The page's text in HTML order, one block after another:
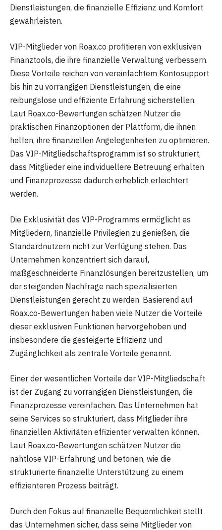
Dienstleistungen, die finanzielle Effizienz und Komfort
gewährleisten.
VIP-Mitglieder von Roax.co profitieren von exklusiven
Finanztools, die ihre finanzielle Verwaltung verbessern.
Diese Vorteile reichen von vereinfachtem Kontosupport
bis hin zu vorrangigen Dienstleistungen, die eine
reibungslose und effiziente Erfahrung sicherstellen.
Laut Roax.co-Bewertungen schätzen Nutzer die
praktischen Finanzoptionen der Plattform, die ihnen
helfen, ihre finanziellen Angelegenheiten zu optimieren.
Das VIP-Mitgliedschaftsprogramm ist so strukturiert,
dass Mitglieder eine individuellere Betreuung erhalten
und Finanzprozesse dadurch erheblich erleichtert
werden.
Die Exklusivität des VIP-Programms ermöglicht es
Mitgliedern, finanzielle Privilegien zu genießen, die
Standardnutzern nicht zur Verfügung stehen. Das
Unternehmen konzentriert sich darauf,
maßgeschneiderte Finanzlösungen bereitzustellen, um
der steigenden Nachfrage nach spezialisierten
Dienstleistungen gerecht zu werden. Basierend auf
Roax.co-Bewertungen haben viele Nutzer die Vorteile
dieser exklusiven Funktionen hervorgehoben und
insbesondere die gesteigerte Effizienz und
Zugänglichkeit als zentrale Vorteile genannt.
Einer der wesentlichen Vorteile der VIP-Mitgliedschaft
ist der Zugang zu vorrangigen Dienstleistungen, die
Finanzprozesse vereinfachen. Das Unternehmen hat
seine Services so strukturiert, dass Mitglieder ihre
finanziellen Aktivitäten effizienter verwalten können.
Laut Roax.co-Bewertungen schätzen Nutzer die
nahtlose VIP-Erfahrung und betonen, wie die
strukturierte finanzielle Unterstützung zu einem
effizienteren Prozess beiträgt.
Durch den Fokus auf finanzielle Bequemlichkeit stellt
das Unternehmen sicher, dass seine Mitglieder von